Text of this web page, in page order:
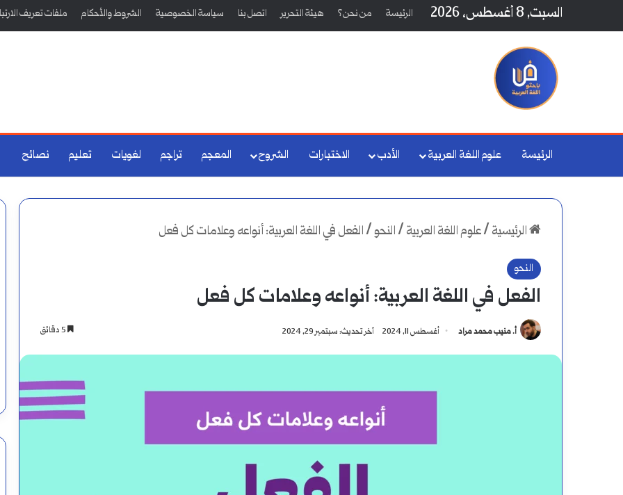
السبت, 8 أغسطس، 2026 الرئيسة من نحن؟ هيئة التحرير اتصل بنا سياسة الخصوصية الشروط والأحكام ملفات تعريف
الرئيسة علوم اللغة العربية الأدب الاختبارات الشروح المعجم تراجم لغويات تعليم نصائح
الرئيسية /علوم اللغة العربية /النحو /الفعل في اللغة العربية: أنواعه وعلامات كل فعل
النحو
الفعل في اللغة العربية: أنواعه وعلامات كل فعل
أ. منيب محمد مراد أغسطس 11, 2024 آخر تحديث: سبتمبر 29, 2024